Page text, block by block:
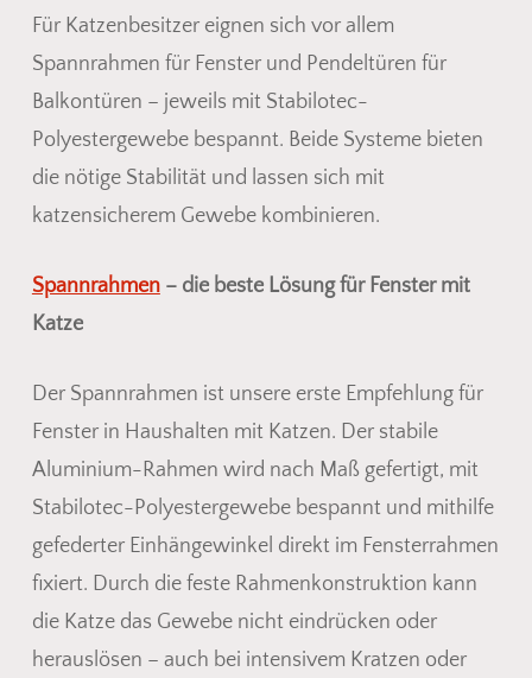
Für Katzenbesitzer eignen sich vor allem
Spannrahmen für Fenster und Pendeltüren für
Balkontüren – jeweils mit Stabilotec-
Polyestergewebe bespannt. Beide Systeme bieten
die nötige Stabilität und lassen sich mit
katzensicherem Gewebe kombinieren.
Spannrahmen– die beste Lösung für Fenster mit
Katze
Der Spannrahmen ist unsere erste Empfehlung für
Fenster in Haushalten mit Katzen. Der stabile
Aluminium-Rahmen wird nach Maß gefertigt, mit
Stabilotec-Polyestergewebe bespannt und mithilfe
gefederter Einhängewinkel direkt im Fensterrahmen
fixiert. Durch die feste Rahmenkonstruktion kann
die Katze das Gewebe nicht eindrücken oder
herauslösen – auch bei intensivem Kratzen oder